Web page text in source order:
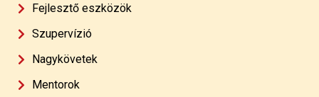
Fejlesztő eszközök
Szupervízió
Nagykövetek
Mentorok